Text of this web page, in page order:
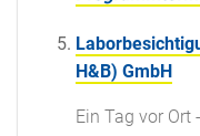
H&B) GmbH
Ein Tag vor Ort